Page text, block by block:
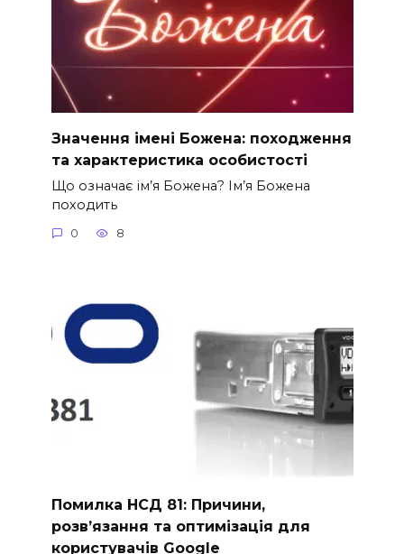
Значення імені Божена: походження
та характеристика особистості
Що означає ім’я Божена? Ім’я Божена
походить
0 8
Помилка НСД 81: Причини,
розв’язання та оптимізація для
користувачів Google